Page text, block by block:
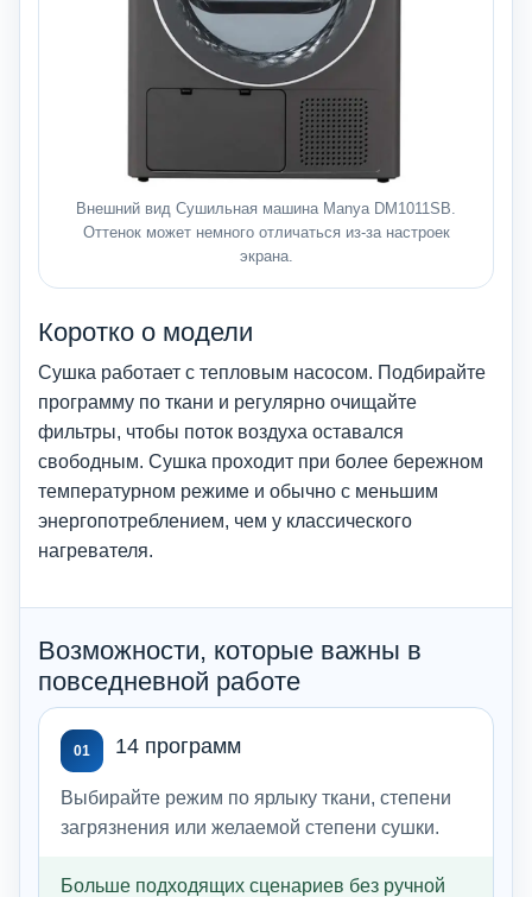
Внешний вид Сушильная машина Manya DM1011SB.
Оттенок может немного отличаться из-за настроек
экрана.
Коротко о модели
Сушка работает с тепловым насосом. Подбирайте
программу по ткани и регулярно очищайте
фильтры, чтобы поток воздуха оставался
свободным. Сушка проходит при более бережном
температурном режиме и обычно с меньшим
энергопотреблением, чем у классического
нагревателя.
Возможности, которые важны в
повседневной работе
01 14 программ
Выбирайте режим по ярлыку ткани, степени
загрязнения или желаемой степени сушки.
Больше подходящих сценариев без ручной